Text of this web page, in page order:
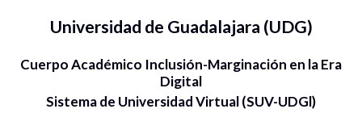
Universidad de Guadalajara (UDG)
Cuerpo Académico Inclusión-Marginación en la Era
Digital
Sistema de Universidad Virtual (SUV-UDGl)